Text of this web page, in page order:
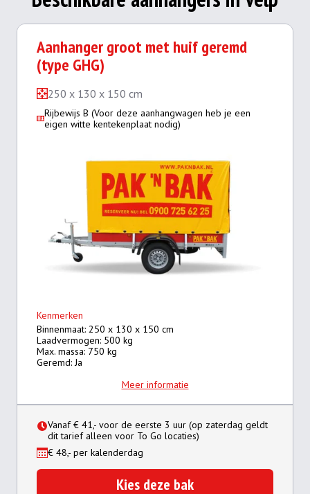
Aanhanger groot met huif geremd
(type GHG)
250 x 130 x 150 cm
Rijbewijs B (Voor deze aanhangwagen heb je een
eigen witte kentekenplaat nodig)
Kenmerken
Binnenmaat: 250 x 130 x 150 cm
Laadvermogen: 500 kg
Max. massa: 750 kg
Geremd: Ja
Meer informatie
Vanaf € 41,- voor de eerste 3 uur (op zaterdag geldt
dit tarief alleen voor To Go locaties)
€ 48,- per kalenderdag
Kies deze bak